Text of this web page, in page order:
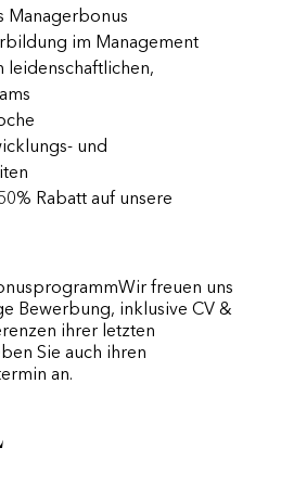
Managerbonus
im Management
leidenschaftlichen,
und
Rabatt auf unsere
freuen uns
Bewerbung, inklusive CV &
ihrer letzten
Sie auch ihren
an.